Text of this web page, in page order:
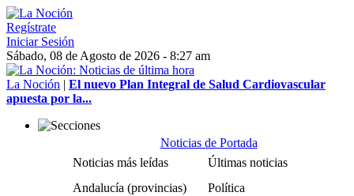
Regístrate
Iniciar Sesión
Sábado, 08 de Agosto de 2026 - 8:27 am
La Noción | El nuevo Plan Integral de Salud Cardiovascular
apuesta por la...
Noticias de Portada
Noticias más leídas
Últimas noticias
Andalucía (provincias)
Política